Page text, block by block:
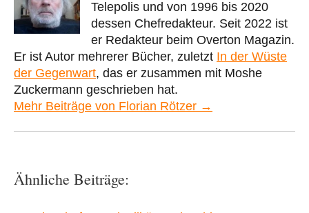
Telepolis und von 1996 bis 2020
dessen Chefredakteur. Seit 2022 ist
er Redakteur beim Overton Magazin.
Er ist Autor mehrerer Bücher, zuletzt In der Wüste
der Gegenwart, das er zusammen mit Moshe
Zuckermann geschrieben hat.
Mehr Beiträge von Florian Rötzer →
Ähnliche Beiträge: